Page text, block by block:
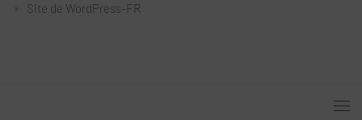
Site de WordPress-FR